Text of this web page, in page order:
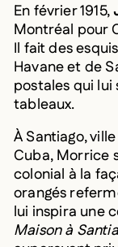
En février 1915,
Montréal pour
Il fait des
Havane et de
postales qui
tableaux.
À Santiago,
Cuba, Morrice
colonial à la
orangés
lui inspira une
Maison à